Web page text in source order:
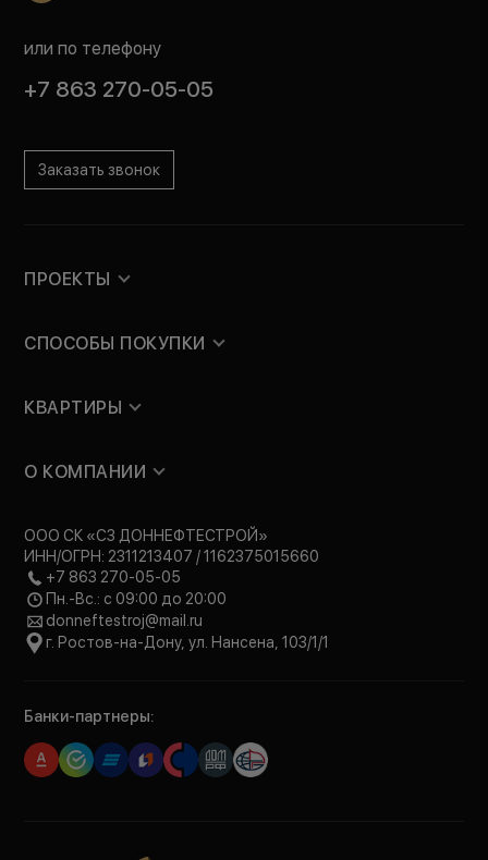
или по телефону
+7 863 270-05-05
Заказать звонок
ПРОЕКТЫ
СПОСОБЫ ПОКУПКИ
КВАРТИРЫ
О КОМПАНИИ
ООО СК «СЗ ДОННЕФТЕСТРОЙ»
ИНН/ОГРН: 2311213407 / 1162375015660
+7 863 270-05-05
Пн.-Вс.: с 09:00 до 20:00
donneftestroj@mail.ru
г. Ростов-на-Дону, ул. Нансена, 103/1/1
Банки-партнеры: